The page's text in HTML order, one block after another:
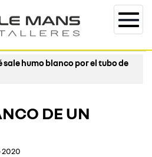
sale humo blanco por el tubo de
DE UN
2020